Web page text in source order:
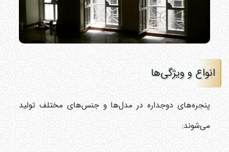
انواع و ویژگی‌ها
پنجره‌های دوجداره در مدل‌ها و جنس‌های مختلف تولید
می‌شوند: